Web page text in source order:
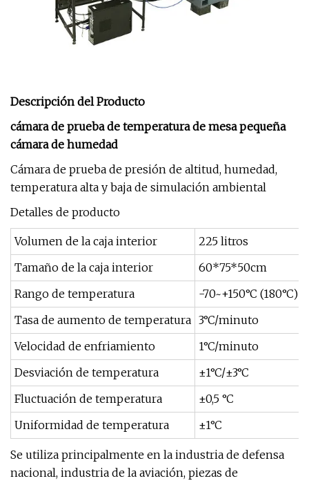
Descripción del Producto
cámara de prueba de temperatura de mesa pequeña
cámara de humedad
Cámara de prueba de presión de altitud, humedad,
temperatura alta y baja de simulación ambiental
Detalles de producto
Volumen de la caja interior
225 litros
Tamaño de la caja interior
60*75*50cm
Rango de temperatura
-70~+150°C (180°C)
Tasa de aumento de temperatura 3°C/minuto
Velocidad de enfriamiento
1°C/minuto
Desviación de temperatura
±1°C/±3°C
Fluctuación de temperatura
±0,5 °C
Uniformidad de temperatura
±1°C
Se utiliza principalmente en la industria de defensa
nacional, industria de la aviación, piezas de